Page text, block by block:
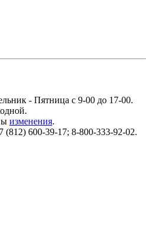
- Пятница с 9-00 до 17-00.
изменения.
(812) 600-39-17; 8-800-333-92-02.